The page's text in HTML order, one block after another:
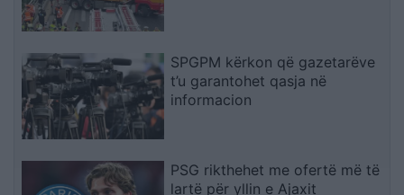
SPGPM kërkon që gazetarëve
t’u garantohet qasja në
informacion
PSG rikthehet me ofertë më të
lartë për yllin e Ajaxit